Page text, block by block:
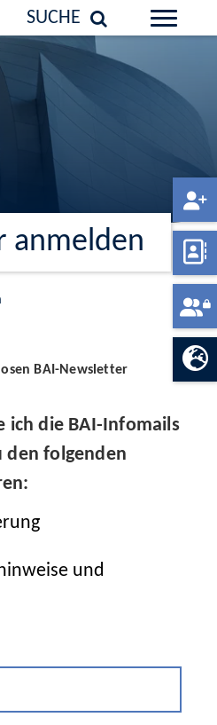
SUCHE
anmelden
BAI-Newsletter
ich die BAI-Infomails
den folgenden
und